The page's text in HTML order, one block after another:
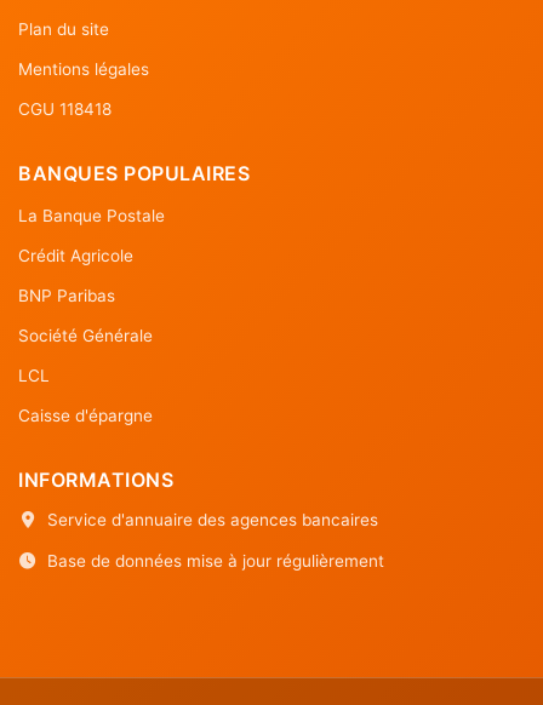
Plan du site
Mentions légales
CGU 118418
BANQUES POPULAIRES
La Banque Postale
Crédit Agricole
BNP Paribas
Société Générale
LCL
Caisse d'épargne
INFORMATIONS
Service d'annuaire des agences bancaires
Base de données mise à jour régulièrement